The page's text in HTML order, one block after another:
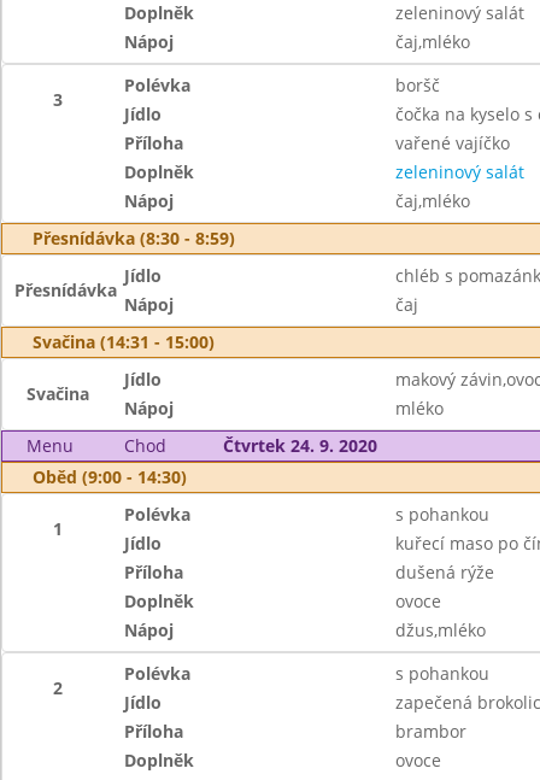
Doplněk
zeleninový salát
Nápoj
čaj,mléko
3
Polévka
boršč
Jídlo
čočka na kyselo
Příloha
vařené vajíčko
Doplněk
zeleninový salát
Nápoj
čaj,mléko
Přesnídávka (8:30 - 8:59)
Přesnídávka
Jídlo
chléb s
Nápoj
čaj
Svačina (14:31 - 15:00)
Svačina
Jídlo
makový
Nápoj
mléko
Menu
Chod
Čtvrtek 24. 9. 2020
Oběd (9:00 - 14:30)
1
Polévka
s pohankou
Jídlo
kuřecí maso po
Příloha
dušená rýže
Doplněk
ovoce
Nápoj
džus,mléko
2
Polévka
s pohankou
Jídlo
zapečená
Příloha
brambor
Doplněk
ovoce